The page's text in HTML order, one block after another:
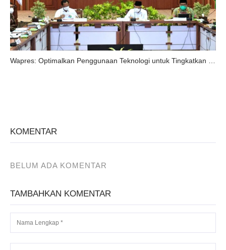
Wapres: Optimalkan Penggunaan Teknologi untuk Tingkatkan Pelayanan Publik.
KOMENTAR
BELUM ADA KOMENTAR
TAMBAHKAN KOMENTAR